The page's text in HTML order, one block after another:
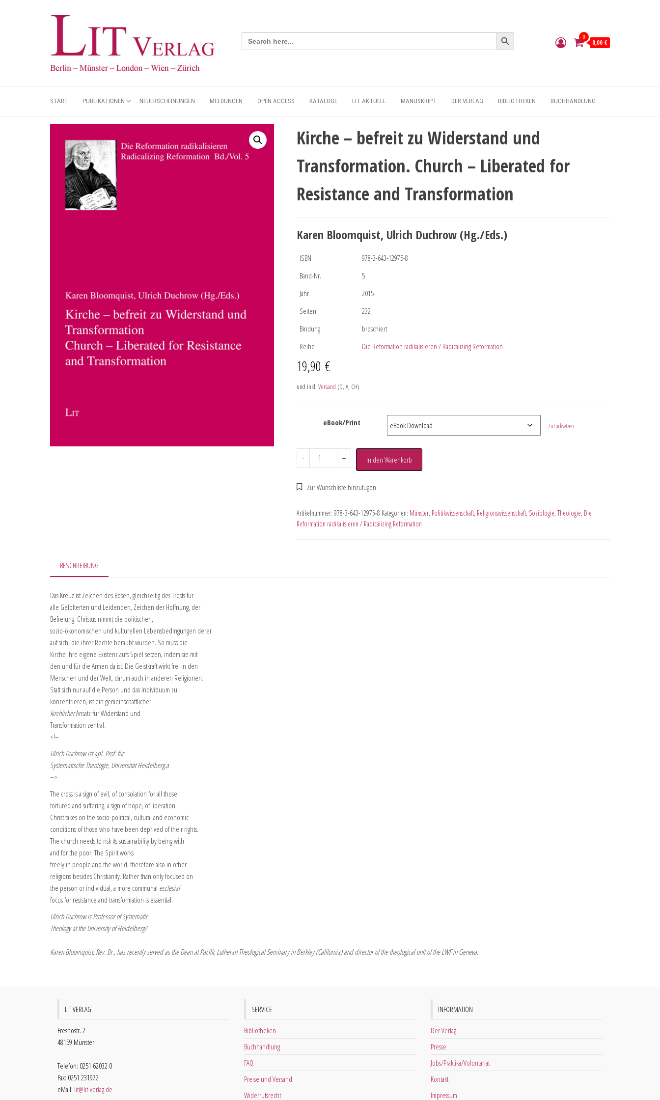
Search
for:
Search Button
0
0,00 €
START PUBLIKATIONEN NEUERSCHEINUNGEN MELDUNGEN OPEN ACCESS KATALOGE LIT AKTUELL MANUSKRIPT DER VERLAG BIBLIOTHEKEN BUCHHANDLUNG
Kirche – befreit zu Widerstand und
Transformation. Church – Liberated for
Resistance and Transformation
Karen Bloomquist, Ulrich Duchrow (Hg./Eds.)
ISBN
978-3-643-12975-8
Band-Nr.
5
Jahr
2015
Seiten
232
Bindung
broschiert
Reihe
Die Reformation radikalisieren / Radicalizing Reformation
19,90 €
und inkl. Versand (D, A, CH)
eBook/Print Zurücksetzen
- + In den Warenkorb
Artikelnummer: 978-3-643-12975-8 Kategorien: Münster, Politikwissenschaft, Religionswissenschaft, Soziologie, Theologie, Die
Reformation radikalisieren / Radicalizing Reformation
BESCHREIBUNG
Das Kreuz ist Zeichen des Bösen, gleichzeitig des Trosts für
alle Gefolterten und Leidenden, Zeichen der Hoffnung, der
Befreiung. Christus nimmt die politischen,
sozio-ökonomischen und kulturellen Lebensbedingungen derer
auf sich, die ihrer Rechte beraubt wurden. So muss die
Kirche ihre eigene Existenz aufs Spiel setzen, indem sie mit
den und für die Armen da ist. Die Geistkraft wirkt frei in den
Menschen und der Welt, darum auch in anderen Religionen.
Statt sich nur auf die Person und das Individuum zu
konzentrieren, ist ein gemeinschaftlicher
kirchlicherAnsatz für Widerstand und
Transformation zentral.
<!–
Ulrich Duchrow ist apl. Prof. für
Systematische Theologie, Universität Heidelberg.a
–>
The cross is a sign of evil, of consolation for all those
tortured and suffering, a sign of hope, of liberation.
Christ takes on the socio-political, cultural and economic
conditions of those who have been deprived of their rights.
The church needs to risk its sustainability by being with
and for the poor. The Spirit works
freely in people and the world, therefore also in other
religions besides Christianity. Rather than only focused on
the person or individual, a more communal ecclesial
focus for resistance and transformation is essential.
Ulrich Duchrow is Professor of Systematic
Theology at the University of Heidelberg/
Karen Bloomquist, Rev. Dr., has recently served as the Dean at Pacific Lutheran Theological Seminary in Berkley (California) and director of the theological unit of the LWF in Geneva.
LIT VERLAG
Fresnostr. 2
48159 Münster
Telefon: 0251 62032 0
Fax: 0251 231972
eMail: lit@lit-verlag.de
SERVICE
Bibliotheken
Buchhandlung
FAQ
Preise und Versand
Widerrufsrecht
INFORMATION
Der Verlag
Presse
Jobs/Praktika/Volontariat
Kontakt
Impressum